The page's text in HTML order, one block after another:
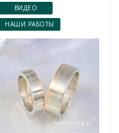
ВИДЕО
НАШИ РАБОТЫ